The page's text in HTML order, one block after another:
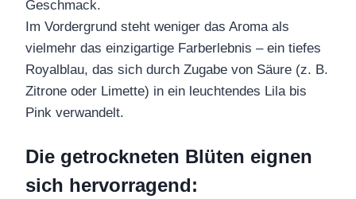
Geschmack.
Im Vordergrund steht weniger das Aroma als
vielmehr das einzigartige Farberlebnis – ein tiefes
Royalblau, das sich durch Zugabe von Säure (z. B.
Zitrone oder Limette) in ein leuchtendes Lila bis
Pink verwandelt.
Die getrockneten Blüten eignen
sich hervorragend: